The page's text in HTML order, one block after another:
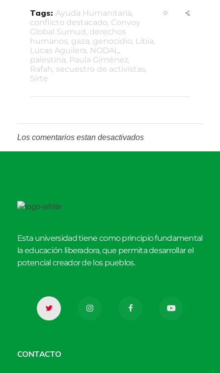
Tags:Ayuda Humanitaria,
conflicto destacado, Convoy
Global Sumud, derechos
humanos, gaza, genocidio, Libia,
Lucas Aguilera, NODAL,
palestina, Paula Giménez,
Rafah, secuestro de activistas,
Sirte
Los comentarios estan desactivados
Esta universidad tiene como principio fundamental
la educación liberadora, que permita desarrollar el
potencial creador de los pueblos.
CONTACTO